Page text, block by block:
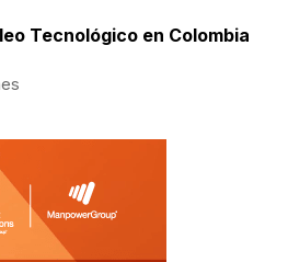
Tecnológico en Colombia